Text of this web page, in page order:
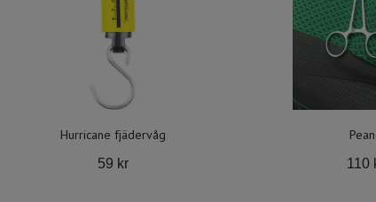
Hurricane fjädervåg
59 kr 110